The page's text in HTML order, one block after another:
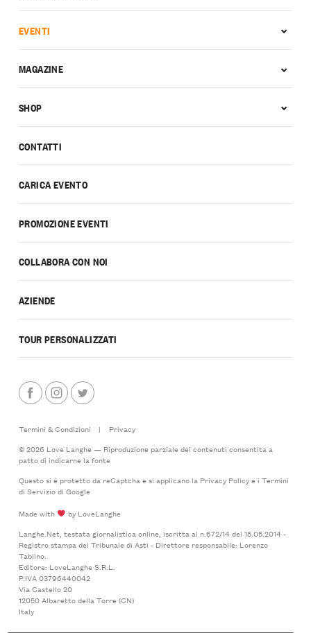
CONTATTI
CARICA EVENTO
PROMOZIONE EVENTI
COLLABORA CON NOI
AZIENDE
TOUR PERSONALIZZATI
EVENTI
MAGAZINE
SHOP
Termini & Condizioni |
Privacy
© 2026 Love Langhe — Riproduzione parziale dei contenuti consentita a
patto di indicarne la fonte
Questo si è protetto da reCaptcha e si applicano la Privacy Policye i Termini
di Serviziodi Google
Made with
by LoveLanghe
Langhe.Net, testata giornalistica online, iscritta al n.672/14 del 15.05.2014 -
Registro stampa del Tribunale di Asti - Direttore responsabile: Lorenzo
Tablino.
Editore: LoveLanghe S.R.L.
P.IVA 03796440042
Via Castello 20
12050 Albaretto della Torre (CN)
Italy